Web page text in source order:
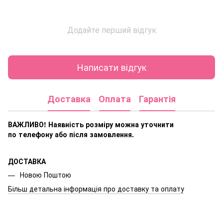
Додайте перший відгук
Написати відгук
Доставка Оплата Гарантія
ВАЖЛИВО! Наявність розміру можна уточнити
по телефону або після замовлення.
ДОСТАВКА
Новою Поштою
Більш детальна інформація про доставку та оплату